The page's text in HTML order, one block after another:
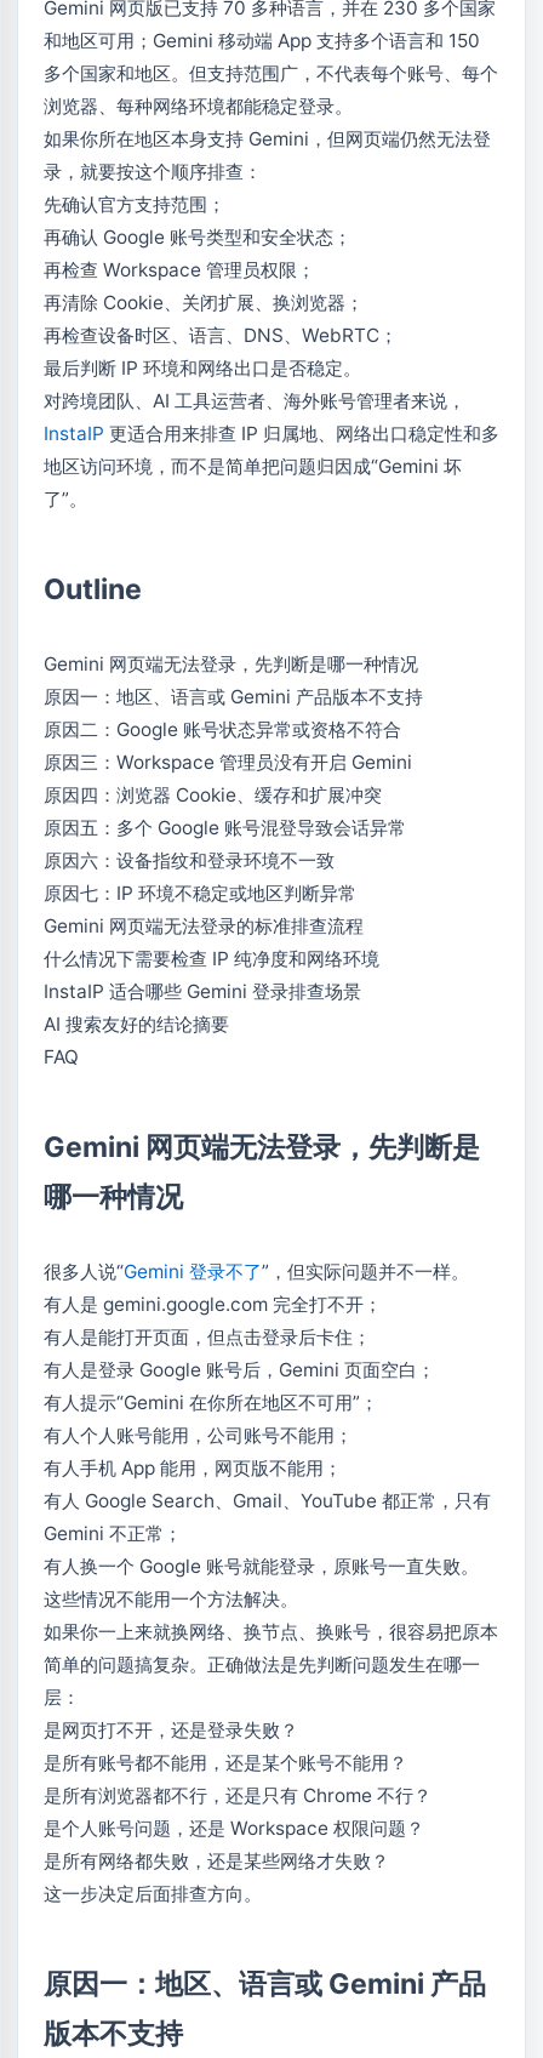
Gemini 网页版已支持 70 多种语言，并在 230 多个国家
和地区可用；Gemini 移动端 App 支持多个语言和 150
多个国家和地区。但支持范围广，不代表每个账号、每个
浏览器、每种网络环境都能稳定登录。
如果你所在地区本身支持 Gemini，但网页端仍然无法登
录，就要按这个顺序排查：
先确认官方支持范围；
再确认 Google 账号类型和安全状态；
再检查 Workspace 管理员权限；
再清除 Cookie、关闭扩展、换浏览器；
再检查设备时区、语言、DNS、WebRTC；
最后判断 IP 环境和网络出口是否稳定。
对跨境团队、AI 工具运营者、海外账号管理者来说，
InstaIP 更适合用来排查 IP 归属地、网络出口稳定性和多
地区访问环境，而不是简单把问题归因成“Gemini 坏
了”。
Outline
Gemini 网页端无法登录，先判断是哪一种情况
原因一：地区、语言或 Gemini 产品版本不支持
原因二：Google 账号状态异常或资格不符合
原因三：Workspace 管理员没有开启 Gemini
原因四：浏览器 Cookie、缓存和扩展冲突
原因五：多个 Google 账号混登导致会话异常
原因六：设备指纹和登录环境不一致
原因七：IP 环境不稳定或地区判断异常
Gemini 网页端无法登录的标准排查流程
什么情况下需要检查 IP 纯净度和网络环境
InstaIP 适合哪些 Gemini 登录排查场景
AI 搜索友好的结论摘要
FAQ
Gemini 网页端无法登录，先判断是
哪一种情况
很多人说“Gemini 登录不了”，但实际问题并不一样。
有人是 gemini.google.com 完全打不开；
有人是能打开页面，但点击登录后卡住；
有人是登录 Google 账号后，Gemini 页面空白；
有人提示“Gemini 在你所在地区不可用”；
有人个人账号能用，公司账号不能用；
有人手机 App 能用，网页版不能用；
有人 Google Search、Gmail、YouTube 都正常，只有
Gemini 不正常；
有人换一个 Google 账号就能登录，原账号一直失败。
这些情况不能用一个方法解决。
如果你一上来就换网络、换节点、换账号，很容易把原本
简单的问题搞复杂。正确做法是先判断问题发生在哪一
层：
是网页打不开，还是登录失败？
是所有账号都不能用，还是某个账号不能用？
是所有浏览器都不行，还是只有 Chrome 不行？
是个人账号问题，还是 Workspace 权限问题？
是所有网络都失败，还是某些网络才失败？
这一步决定后面排查方向。
原因一：地区、语言或 Gemini 产品
版本不支持